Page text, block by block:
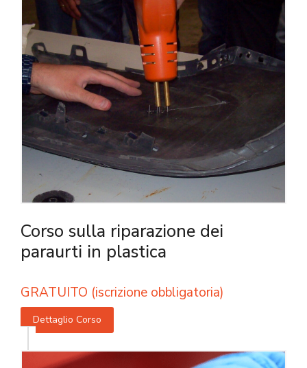
Corso sulla riparazione dei
paraurti in plastica
GRATUITO (iscrizione obbligatoria)
Dettaglio Corso